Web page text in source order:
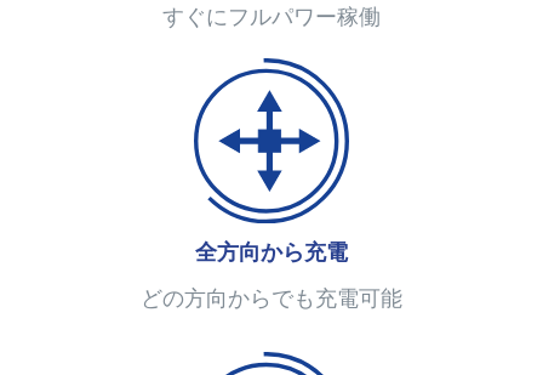
すぐにフルパワー稼働
全方向から充電
どの方向からでも充電可能